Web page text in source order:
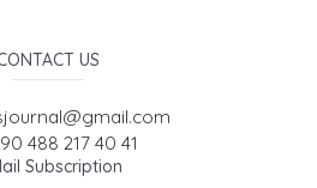
US
488 217 40 41
Subscription